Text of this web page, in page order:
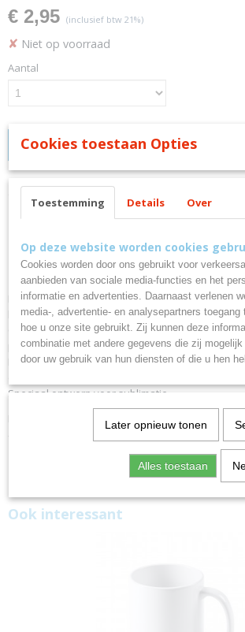
€ 2,95 (inclusief btw 21%)
✘ Niet op voorraad
Aantal
IN WINKELWAGEN
Omschrijving
Geisa 180 ml
Keramische mok met matte buitenafwerking,
handvat en basis van bamboe.
Capaciteit 180 ml en gestanste bamboe
pasvorm.
Het interieur heeft een glanzende afwerking
Speciaal ontwerp voor sublimatie.
Dienblaadje geschikt voor laser techniek
Ook interessant
Cookies toestaan Opties
Toestemming Details Over
Op deze website worden cookies
Cookies worden door ons gebruikt voor
aanbieden van sociale media-functies en het
informatie en advertenties. Daarnaast verlenen
media-, advertentie- en analysepartners
hoe u onze site gebruikt. Zij kunnen deze
combinatie met andere gegevens die zij
door uw gebruik van hun diensten of die u hen
Later opnieuw tonen
Alles toestaan